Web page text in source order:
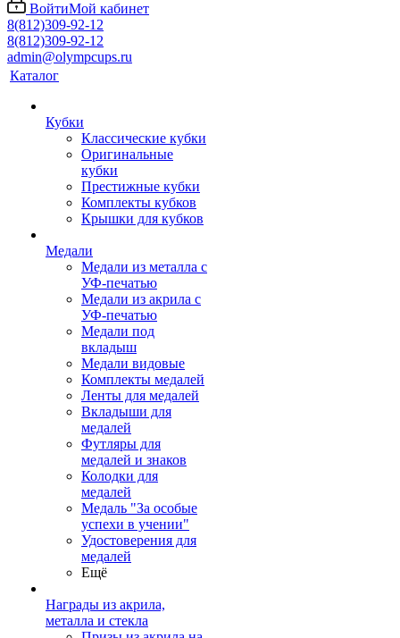
ВойтиМой кабинет
8(812)309-92-12
8(812)309-92-12
admin@olympcups.ru
Каталог
Кубки
Классические кубки
Оригинальные
кубки
Престижные кубки
Комплекты кубков
Крышки для кубков
Медали
Медали из металла с
УФ-печатью
Медали из акрила с
УФ-печатью
Медали под
вкладыш
Медали видовые
Комплекты медалей
Ленты для медалей
Вкладыши для
медалей
Футляры для
медалей и знаков
Колодки для
медалей
Медаль "За особые
успехи в учении"
Удостоверения для
медалей
Ещё
Награды из акрила,
металла и стекла